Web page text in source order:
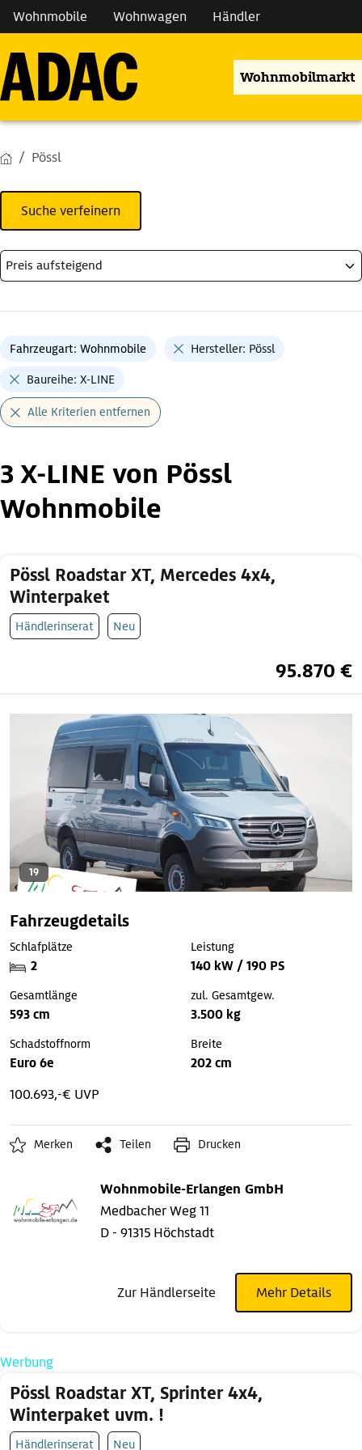
Wohnmobile Wohnwagen Händler
Wohnmobilmarkt
Pössl
Suche verfeinern
Fahrzeugart: Wohnmobile Hersteller: Pössl
Baureihe: X-LINE
Alle Kriterien entfernen
3 X-LINE von Pössl
Wohnmobile
Pössl Roadstar XT, Mercedes 4x4,
Winterpaket
Händlerinserat Neu
95.870 €
19
Fahrzeugdetails
Schlafplätze
2
Leistung
140 kW / 190 PS
Gesamtlänge
593 cm
zul. Gesamtgew.
3.500 kg
Schadstoffnorm
Euro 6e
Breite
202 cm
100.693,-€ UVP
Merken Teilen Drucken
Wohnmobile-Erlangen GmbH
Medbacher Weg 11
D - 91315 Höchstadt
Zur Händlerseite Mehr Details
Werbung
Pössl Roadstar XT, Sprinter 4x4,
Winterpaket uvm. !
Händlerinserat Neu